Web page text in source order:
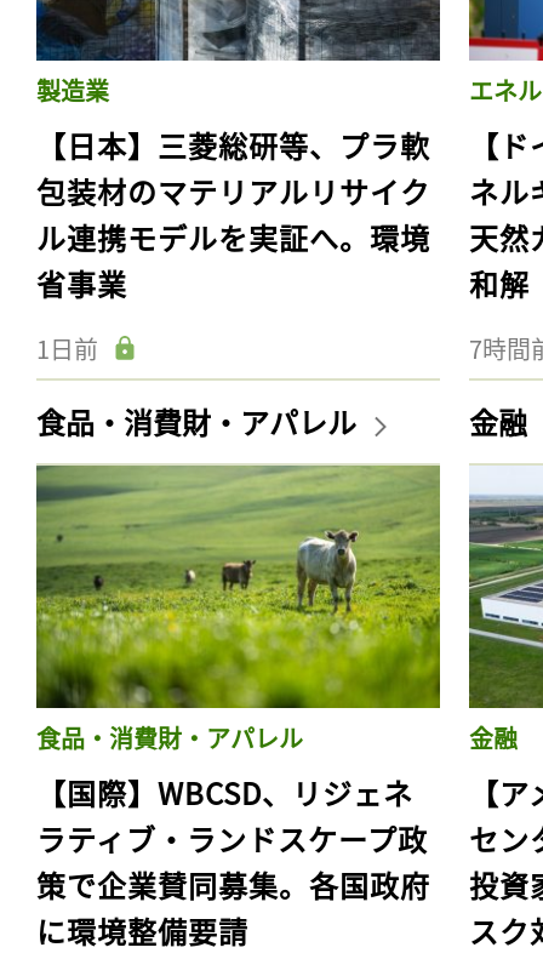
製造業
【日本】三菱総研等、プラ軟
包装材のマテリアルリサイク
ル連携モデルを実証へ。環境
省事業
1日前
エネ
【
ネル
天然
和解
7時間
食品・消費財・アパレル
食品・消費財・アパレル
【国際】WBCSD、リジェネ
ラティブ・ランドスケープ政
策で企業賛同募集。各国政府
に環境整備要請
金融
金融
【
セン
投資
スク